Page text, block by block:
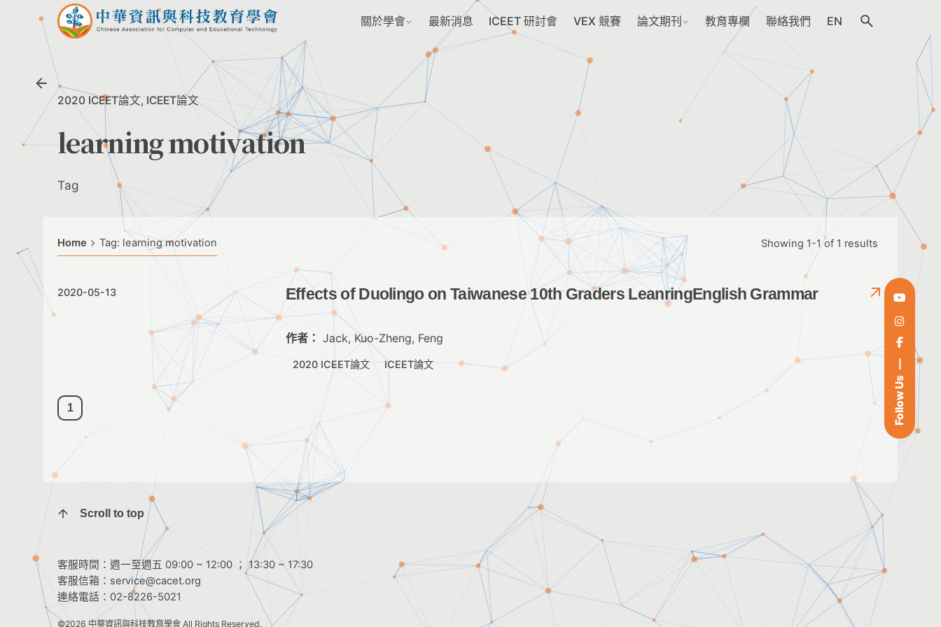
Follow Us
關於學會 最新消息 ICEET 研討會 VEX 競賽 論文期刊 教育專欄 聯絡我們 EN
2020 ICEET論文 ICEET論文
learning motivation
Tag
Home Tag: learning motivation Showing 1-1 of 1 results
2020-05-13 Effects of Duolingo on Taiwanese 10th Graders LeanringEnglish Grammar
作者： Jack, Kuo-Zheng, Feng
2020 ICEET論文 ICEET論文
1
Scroll to top
客服時間：週一至週五 09:00 ~ 12:00 ； 13:30 ~ 17:30
客服信箱： service@cacet.org
連絡電話： 02-8226-5021
©2026中華資訊與科技教育學會 All Rights Reserved.